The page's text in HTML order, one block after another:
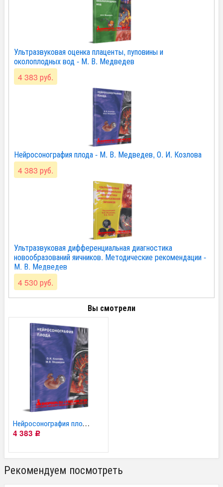
Ультразвуковая оценка плаценты, пуповины и
околоплодных вод - М. В. Медведев
4 383 руб.
Нейросонография плода - М. В. Медведев, О. И. Козлова
4 383 руб.
Ультразвуковая дифференциальная диагностика
новообразований яичников. Методические рекомендации -
М. В. Медведев
4 530 руб.
Вы смотрели
Нейросонография плода...
4 383 Р
Рекомендуем посмотреть